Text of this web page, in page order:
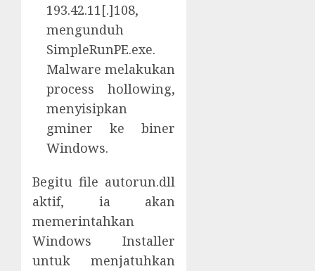
193.42.11[.]108,
mengunduh
SimpleRunPE.exe.
Malware melakukan
process hollowing,
menyisipkan
gminer ke biner
Windows.
Begitu file autorun.dll
aktif, ia akan
memerintahkan
Windows Installer
untuk menjatuhkan